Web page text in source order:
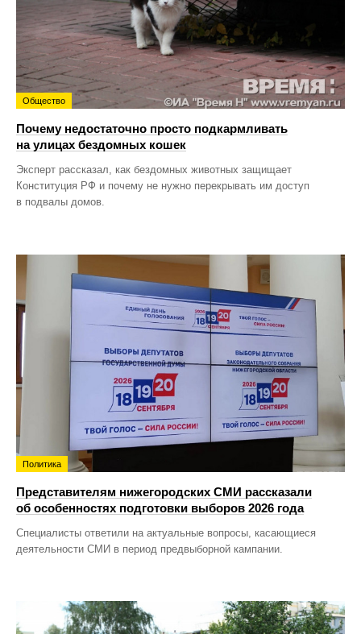
Общество
Почему недостаточно просто подкармливать
на улицах бездомных кошек
Эксперт рассказал, как бездомных животных защищает
Конституция РФ и почему не нужно перекрывать им доступ
в подвалы домов.
Политика
Представителям нижегородских СМИ рассказали
об особенностях подготовки выборов 2026 года
Специалисты ответили на актуальные вопросы, касающиеся
деятельности СМИ в период предвыборной кампании.